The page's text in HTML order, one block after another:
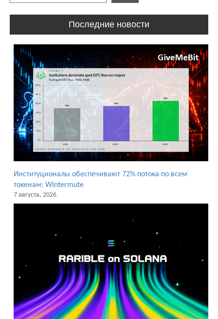
Последние новости
Институционалы обеспечивают 72% потока по всем
токенам: Wintermute
7 августа, 2026